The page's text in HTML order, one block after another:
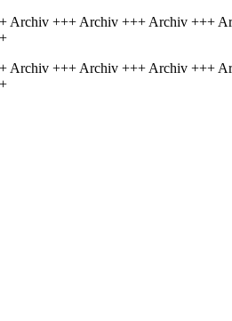
+++ Archiv +++ Archiv +++
+++ Archiv +++ Archiv +++